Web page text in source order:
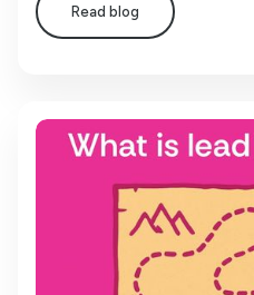
Read blog